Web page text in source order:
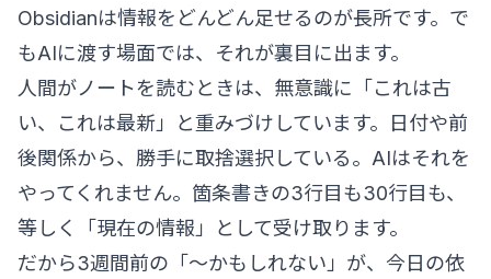
Obsidianは情報をどんどん足せるのが長所です。で
もAIに渡す場面では、それが裏目に出ます。
人間がノートを読むときは、無意識に「これは古
い、これは最新」と重みづけしています。日付や前
後関係から、勝手に取捨選択している。AIはそれを
やってくれません。箇条書きの3行目も30行目も、
等しく「現在の情報」として受け取ります。
だから3週間前の「〜かもしれない」が、今日の依